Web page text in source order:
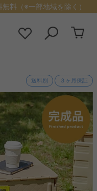
料（※一部地域を除く）
送料別 ３ヶ月保証